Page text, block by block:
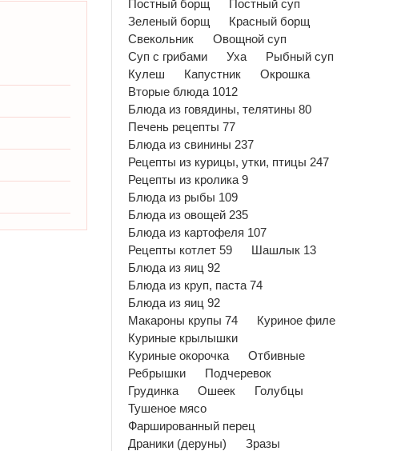
Постный борщ
Постный суп
Зеленый борщ
Красный борщ
Свекольник
Овощной суп
Суп с грибами
Уха
Рыбный суп
Кулеш
Капустник
Окрошка
Вторые блюда 1012
Блюда из говядины, телятины 80
Печень рецепты 77
Блюда из свинины 237
Рецепты из курицы, утки, птицы 247
Рецепты из кролика 9
Блюда из рыбы 109
Блюда из овощей 235
Блюда из картофеля 107
Рецепты котлет 59
Шашлык 13
Блюда из яиц 92
Блюда из круп, паста 74
Блюда из яиц 92
Макароны крупы 74
Куриное филе
Куриные крылышки
Куриные окорочка
Отбивные
Ребрышки
Подчеревок
Грудинка
Ошеек
Голубцы
Тушеное мясо
Фаршированный перец
Драники (деруны)
Зразы